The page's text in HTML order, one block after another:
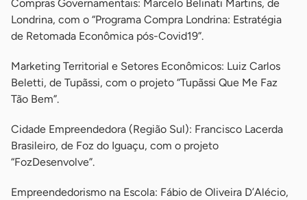
Compras Governamentais: Marcelo Belinati Martins, de
Londrina, com o “Programa Compra Londrina: Estratégia
de Retomada Econômica pós-Covid19”.
Marketing Territorial e Setores Econômicos: Luiz Carlos
Beletti, de Tupãssi, com o projeto “Tupãssi Que Me Faz
Tão Bem”.
Cidade Empreendedora (Região Sul): Francisco Lacerda
Brasileiro, de Foz do Iguaçu, com o projeto
“FozDesenvolve”.
Empreendedorismo na Escola: Fábio de Oliveira D’Alécio,